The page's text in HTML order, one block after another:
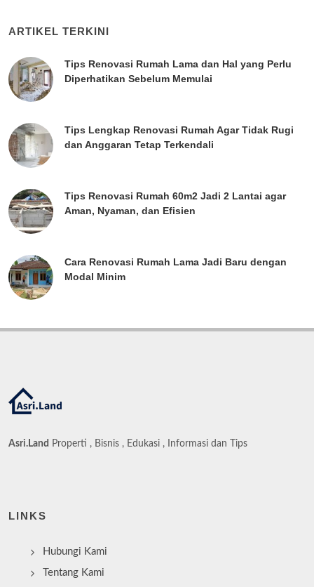
ARTIKEL TERKINI
Tips Renovasi Rumah Lama dan Hal yang Perlu
Diperhatikan Sebelum Memulai
Tips Lengkap Renovasi Rumah Agar Tidak Rugi
dan Anggaran Tetap Terkendali
Tips Renovasi Rumah 60m2 Jadi 2 Lantai agar
Aman, Nyaman, dan Efisien
Cara Renovasi Rumah Lama Jadi Baru dengan
Modal Minim
Asri.Land Properti , Bisnis , Edukasi , Informasi dan Tips
LINKS
Hubungi Kami
Tentang Kami